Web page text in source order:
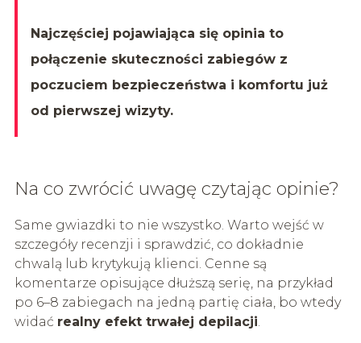
Najczęściej pojawiająca się opinia to
połączenie skuteczności zabiegów z
poczuciem bezpieczeństwa i komfortu już
od pierwszej wizyty.
Na co zwrócić uwagę czytając opinie?
Same gwiazdki to nie wszystko. Warto wejść w
szczegóły recenzji i sprawdzić, co dokładnie
chwalą lub krytykują klienci. Cenne są
komentarze opisujące dłuższą serię, na przykład
po 6–8 zabiegach na jedną partię ciała, bo wtedy
widać realny efekt trwałej depilacji.